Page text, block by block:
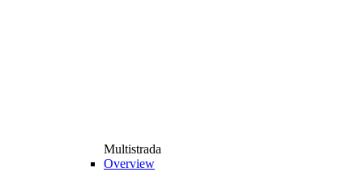
Multistrada
Overview